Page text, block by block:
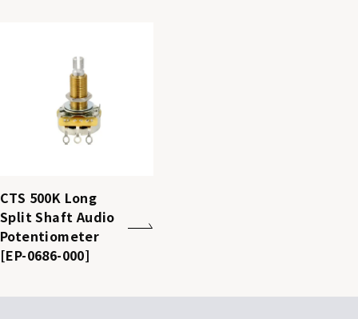
CTS 500K Long
Split Shaft Audio
Potentiometer
[EP-0686-000]